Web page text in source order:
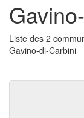
Liste des 2
Gavino-di-Carbini